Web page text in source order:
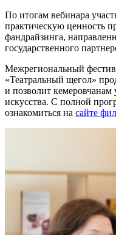
По итогам вебинара
практическую ценность
фандрайзинга,
государственного
Межрегиональный
«Театральный щегол»
и позволит кемеровчанам
искусства. С полной
ознакомиться на сайте